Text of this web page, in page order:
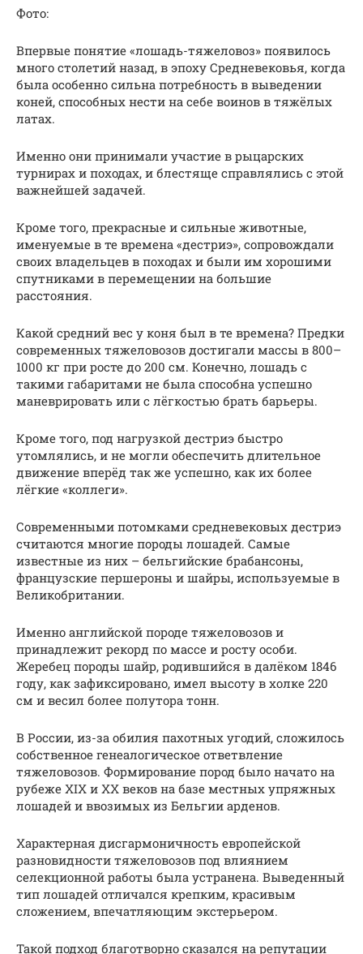
Фото:
Впервые понятие «лошадь-тяжеловоз» появилось
много столетий назад, в эпоху Средневековья, когда
была особенно сильна потребность в выведении
коней, способных нести на себе воинов в тяжёлых
латах.
Именно они принимали участие в рыцарских
турнирах и походах, и блестяще справлялись с этой
важнейшей задачей.
Кроме того, прекрасные и сильные животные,
именуемые в те времена «дестриэ», сопровождали
своих владельцев в походах и были им хорошими
спутниками в перемещении на большие
расстояния.
Какой средний вес у коня был в те времена? Предки
современных тяжеловозов достигали массы в 800–
1000 кг при росте до 200 см. Конечно, лошадь с
такими габаритами не была способна успешно
маневрировать или с лёгкостью брать барьеры.
Кроме того, под нагрузкой дестриэ быстро
утомлялись, и не могли обеспечить длительное
движение вперёд так же успешно, как их более
лёгкие «коллеги».
Современными потомками средневековых дестриэ
считаются многие породы лошадей. Самые
известные из них – бельгийские брабансоны,
французские першероны и шайры, используемые в
Великобритании.
Именно английской породе тяжеловозов и
принадлежит рекорд по массе и росту особи.
Жеребец породы шайр, родившийся в далёком 1846
году, как зафиксировано, имел высоту в холке 220
см и весил более полутора тонн.
В России, из-за обилия пахотных угодий, сложилось
собственное генеалогическое ответвление
тяжеловозов. Формирование пород было начато на
рубеже XIX и XX веков на базе местных упряжных
лошадей и ввозимых из Бельгии арденов.
Характерная дисгармоничность европейской
разновидности тяжеловозов под влиянием
селекционной работы была устранена. Выведенный
тип лошадей отличался крепким, красивым
сложением, впечатляющим экстерьером.
Такой подход благотворно сказался на репутации